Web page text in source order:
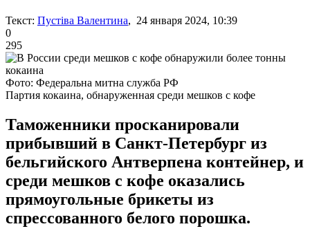
Текст: Пустіва Валентина, 24 января 2024, 10:39
0
295
Фото: Федеральна митна служба РФ
Партия кокаина, обнаруженная среди мешков с кофе
Таможенники просканировали
прибывший в Санкт-Петербург из
бельгийского Антверпена контейнер, и
среди мешков с кофе оказались
прямоугольные брикеты из
спрессованного белого порошка.